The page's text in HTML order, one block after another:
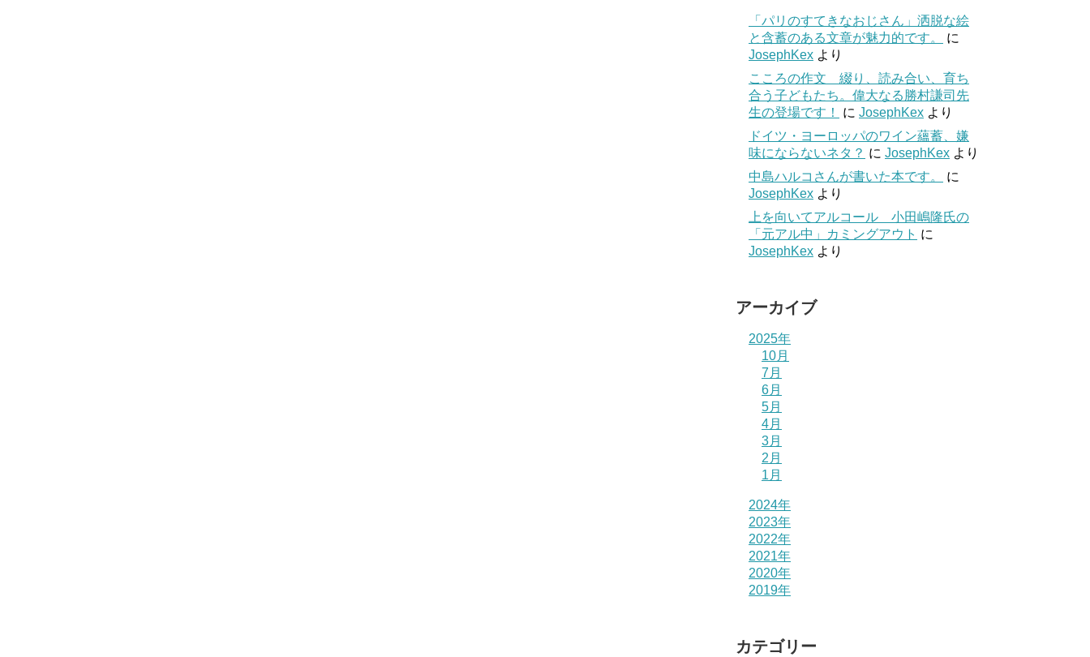
「パリのすてきなおじさん」洒脱な絵
と含蓄のある文章が魅力的です。
に
JosephKex より
こころの作文 綴り、読み合い、育ち
合う子どもたち。偉大なる勝村謙司先
生の登場です！
に JosephKex より
ドイツ・ヨーロッパのワイン蘊蓄、嫌
味にならないネタ？ に JosephKex より
中島ハルコさんが書いた本です。
に
JosephKex より
上を向いてアルコール 小田嶋隆氏の
「元アル中」カミングアウト に
JosephKex より
アーカイブ
2025年
10月
7月
6月
5月
4月
3月
2月
1月
2024年
2023年
2022年
2021年
2020年
2019年
カテゴリー